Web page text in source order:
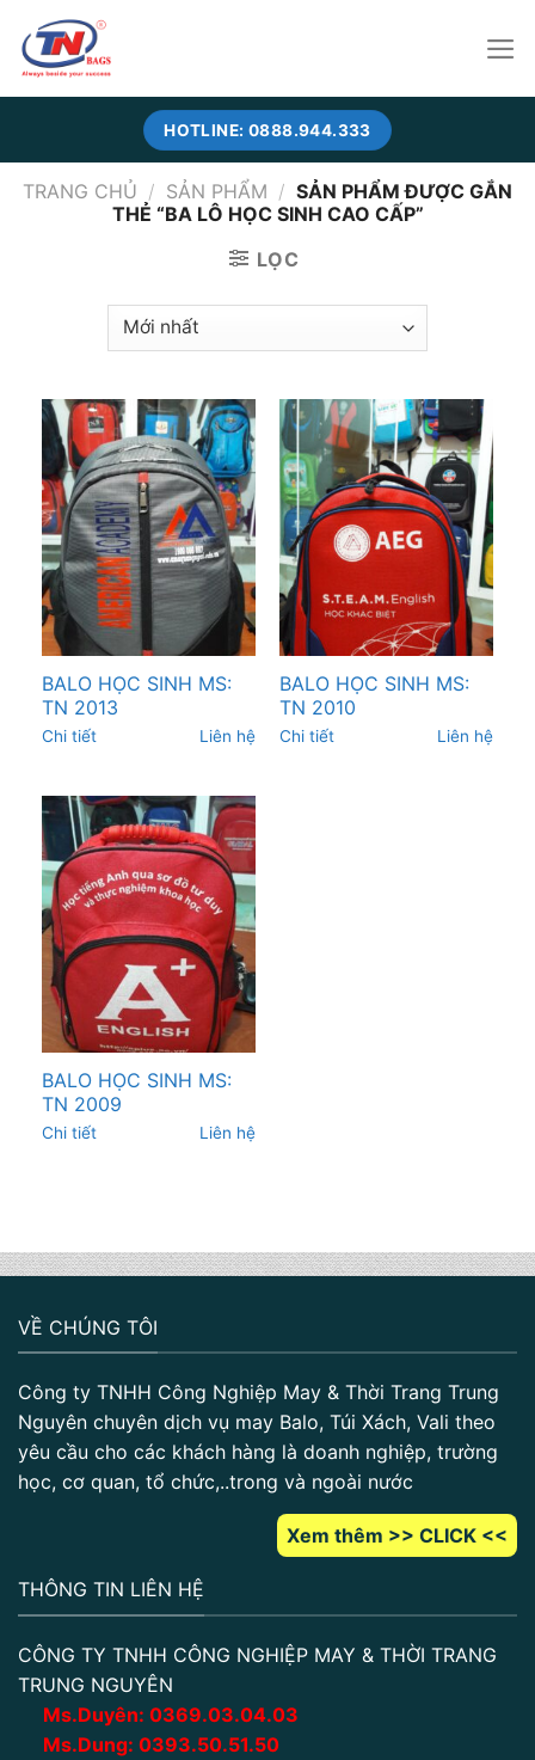
content
HOTLINE: 0888.944.333
TRANG CHỦ / SẢN PHẨM / SẢN PHẨM ĐƯỢC GẮN
THẺ “BA LÔ HỌC SINH CAO CẤP”
LỌC
BALO HỌC SINH MS:
TN 2013
Chi tiết Liên hệ
BALO HỌC SINH MS:
TN 2010
Chi tiết Liên hệ
BALO HỌC SINH MS:
TN 2009
Chi tiết Liên hệ
VỀ CHÚNG TÔI
Công ty TNHH Công Nghiệp May & Thời Trang Trung
Nguyên chuyên dịch vụ may Balo, Túi Xách, Vali theo
yêu cầu cho các khách hàng là doanh nghiệp, trường
học, cơ quan, tổ chức,..trong và ngoài nước
Xem thêm >> CLICK <<
THÔNG TIN LIÊN HỆ
CÔNG TY TNHH CÔNG NGHIỆP MAY & THỜI TRANG
TRUNG NGUYÊN
Ms.Duyên: 0369.03.04.03
Ms.Dung: 0393.50.51.50